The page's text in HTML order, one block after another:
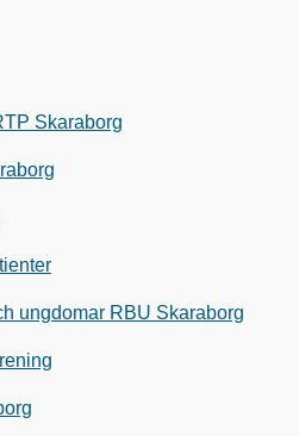
Skaraborg
ungdomar RBU Skaraborg